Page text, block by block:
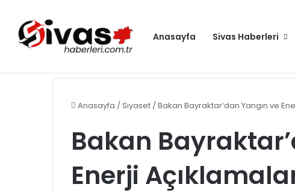
Anasayfa Sivas Haberleri
Gündem Bakan Kurum: İzmit Körfezi’nde Türkiye ve dünyaya örnek
Anasayfa /Siyaset /Bakan Bayraktar’dan Yangın ve
Bakan
Enerji